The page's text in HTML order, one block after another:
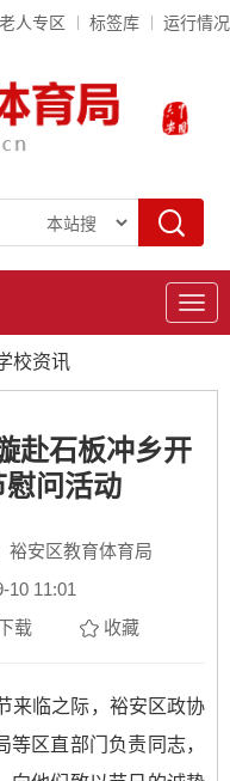
老人专区 标签库 运行情况
导
校资讯
赴石板冲乡开
问活动
裕安区教育体育局
10 11:01
载 收藏
来临之际，裕安区政协
区直部门负责同志，